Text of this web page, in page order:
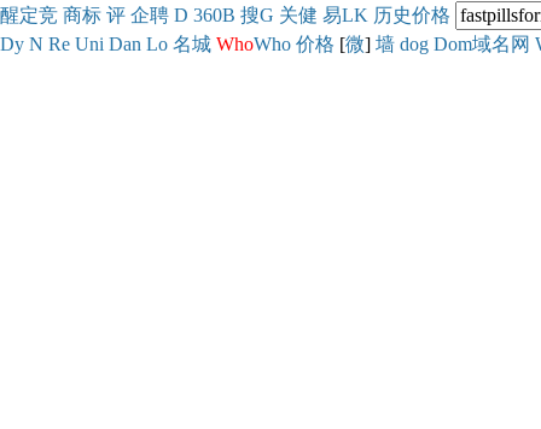
醒定竞 商标 评 企聘 D 360B 搜G 关健 易LK 历史价格
Dy N Re Uni Dan Lo 名城 WhoWho 价格 [微] 墙 dog Dom域名网